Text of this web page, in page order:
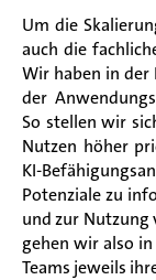
Um die
auch die
Wir haben in der
der
So stellen wir
Nutzen höher
KI-
Potenziale zu
und zur Nutzung
gehen wir also
Teams jeweils